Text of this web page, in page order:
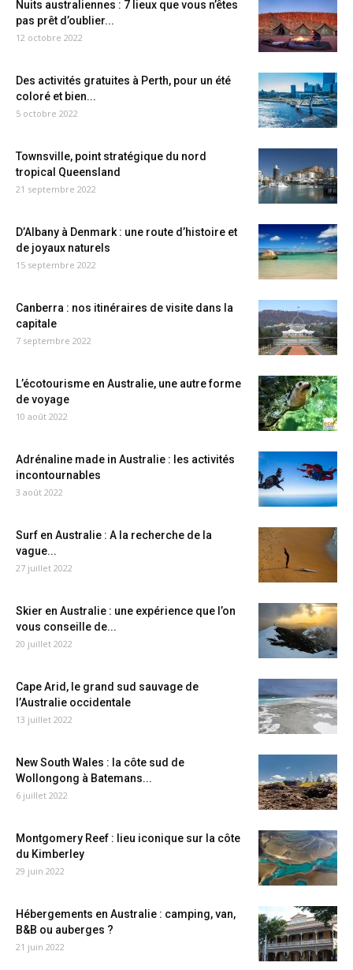
Nuits australiennes : 7 lieux que vous n’êtes
pas prêt d’oublier...
12 octobre 2022
Des activités gratuites à Perth, pour un été
coloré et bien...
5 octobre 2022
Townsville, point stratégique du nord
tropical Queensland
21 septembre 2022
D’Albany à Denmark : une route d’histoire et
de joyaux naturels
15 septembre 2022
Canberra : nos itinéraires de visite dans la
capitale
7 septembre 2022
L’écotourisme en Australie, une autre forme
de voyage
10 août 2022
Adrénaline made in Australie : les activités
incontournables
3 août 2022
Surf en Australie : A la recherche de la
vague...
27 juillet 2022
Skier en Australie : une expérience que l’on
vous conseille de...
20 juillet 2022
Cape Arid, le grand sud sauvage de
l’Australie occidentale
13 juillet 2022
New South Wales : la côte sud de
Wollongong à Batemans...
6 juillet 2022
Montgomery Reef : lieu iconique sur la côte
du Kimberley
29 juin 2022
Hébergements en Australie : camping, van,
B&B ou auberges ?
21 juin 2022